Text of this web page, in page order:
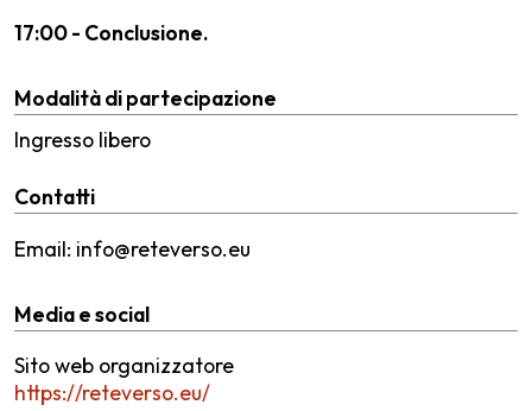
17:00 - Conclusione.
Modalità di partecipazione
Ingresso libero
Contatti
Email: info@reteverso.eu
Media e social
Sito web organizzatore
https://reteverso.eu/